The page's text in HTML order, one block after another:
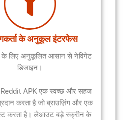
के अनुकूल इंटरफेस
के लिए अनुकूलित आसान से नेविगेट
डिजाइन।
Reddit APK एक स्वच्छ और सहज
करता है जो ब्राउज़िंग और एक
करता है। लेआउट बड़े स्क्रीन के